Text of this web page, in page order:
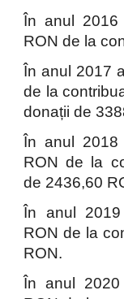
În anul
RON de la
În anul 2017
de la
donații de
În anul
RON de la
de 2436,60
În anul
RON de la
RON.
În anul